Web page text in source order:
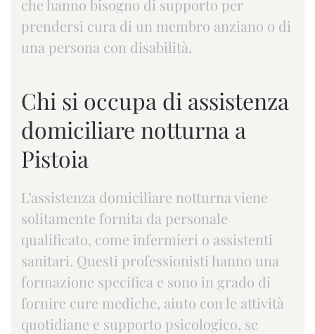
che hanno bisogno di supporto per
prendersi cura di un membro anziano o di
una persona con disabilità.
Chi si occupa di assistenza
domiciliare notturna a
Pistoia
L’assistenza domiciliare notturna viene
solitamente fornita da personale
qualificato, come infermieri o assistenti
sanitari. Questi professionisti hanno una
formazione specifica e sono in grado di
fornire cure mediche, aiuto con le attività
quotidiane e supporto psicologico, se